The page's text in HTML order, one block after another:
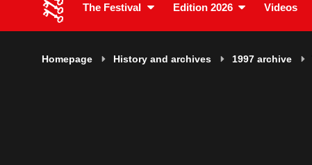
The Festival Edition 2026 Videos
Homepage History and archives 1997 archive